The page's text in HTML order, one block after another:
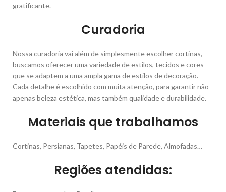
gratificante.
Curadoria
Nossa curadoria vai além de simplesmente escolher cortinas,
buscamos oferecer uma variedade de estilos, tecidos e cores
que se adaptem a uma ampla gama de estilos de decoração.
Cada detalhe é escolhido com muita atenção, para garantir não
apenas beleza estética, mas também qualidade e durabilidade.
Materiais que trabalhamos
Cortinas, Persianas, Tapetes, Papéis de Parede, Almofadas…
Regiões atendidas: